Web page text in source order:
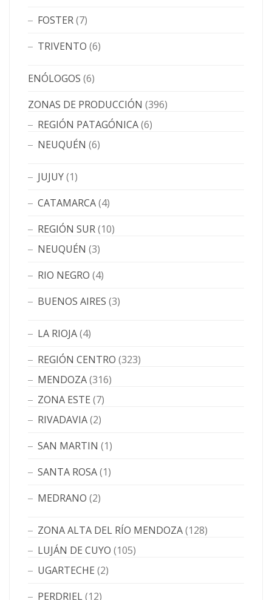
FOSTER(7)
TRIVENTO (6)
ENÓLOGOS (6)
ZONAS DE PRODUCCIÓN (396)
REGIÓN PATAGÓNICA(6)
NEUQUÉN (6)
JUJUY(1)
CATAMARCA(4)
REGIÓN SUR(10)
NEUQUÉN (3)
RIO NEGRO (4)
BUENOS AIRES (3)
LA RIOJA(4)
REGIÓN CENTRO (323)
MENDOZA(316)
ZONA ESTE (7)
RIVADAVIA(2)
SAN MARTIN (1)
SANTA ROSA(1)
MEDRANO (2)
ZONA ALTA DEL RÍO MENDOZA(128)
LUJÁN DE CUYO (105)
UGARTECHE (2)
PERDRIEL(12)